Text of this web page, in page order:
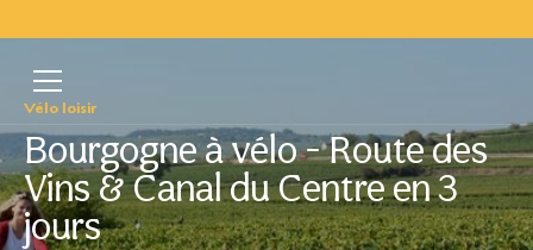
Vélo loisir
Bourgogne à vélo - Route des
Vins & Canal du Centre en 3
jours